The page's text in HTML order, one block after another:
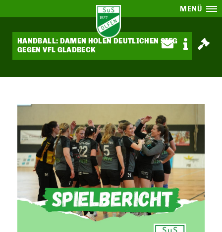
MENÜ
HANDBALL: DAMEN HOLEN DEUTLICHEN SIEG
GEGEN VFL GLADBECK